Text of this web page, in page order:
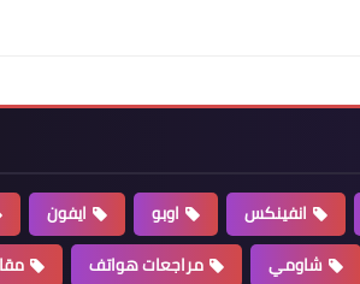
انفينكس اوبو ايفون
شاومي مراجعات هواتف